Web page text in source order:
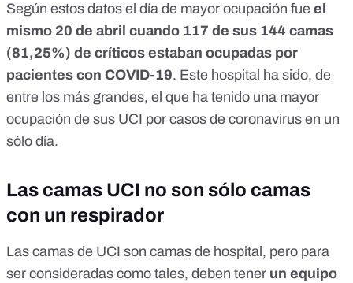
Según estos datos el día de mayor ocupación fue el
mismo 20 de abril cuando 117 de sus 144 camas
(81,25%) de críticos estaban ocupadas por
pacientes con COVID-19. Este hospital ha sido, de
entre los más grandes, el que ha tenido una mayor
ocupación de sus UCI por casos de coronavirus en un
sólo día.
Las camas UCI no son sólo camas
con un respirador
Las camas de UCI son camas de hospital, pero para
ser consideradas como tales, deben tener un equipo